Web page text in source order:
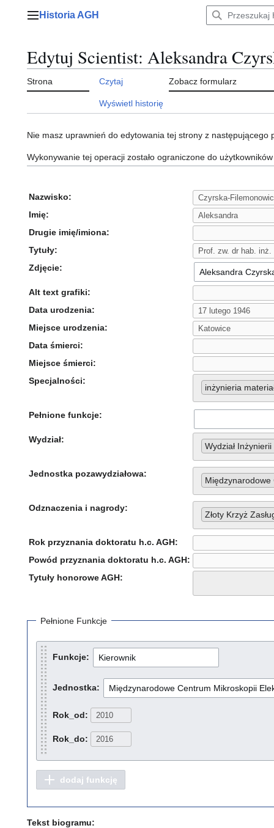
Menu główne
Historia AGH
Edytuj Scientist: Aleksandra
Strona Czytaj Zobacz formularz
Wyświetl historię
Nie masz uprawnień do edytowania tej strony z następującego
Wykonywanie tej operacji zostało ograniczone do
Nazwisko:
Imię:
Drugie imię/imiona:
Tytuły:
Zdjęcie:
Alt text grafiki:
Data urodzenia:
Miejsce urodzenia:
Data śmierci:
Miejsce śmierci:
Specjalności:
inżynieria
Pełnione funkcje:
Wydział:
Wydział
Jednostka pozawydziałowa:
Międzynarodowe
Odznaczenia i nagrody:
Złoty Krzyż
Rok przyznania doktoratu h.c. AGH:
Powód przyznania doktoratu h.c. AGH:
Tytuły honorowe AGH:
Pełnione Funkcje
Funkcje:
Jednostka:
Rok_od:
Rok_do:
dodaj funkcję
Tekst biogramu: